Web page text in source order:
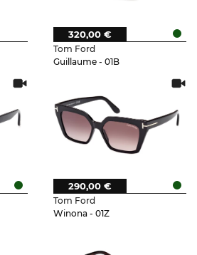
Tom Ford
Guillaume - 01B
320,00 €
Tom Ford
Winona - 01Z
290,00 €